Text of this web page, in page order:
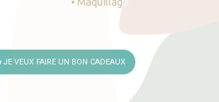
JE VEUX FAIRE UN BON CADEAUX